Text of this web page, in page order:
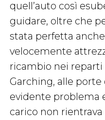
quell’auto così
guidare, oltre che
stata perfetta
velocemente
ricambio nei reparti
Garching, alle porte
evidente problema
carico non